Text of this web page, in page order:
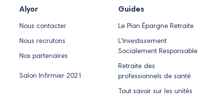
Alyor
Nous contacter
Nous recrutons
Nos partenaires
Salon Infirmier 2021
Guides
Le Plan Épargne Retraite
L'Investissement
Socialement Responsable
Retraite des
professionnels de santé
Tout savoir sur les unités